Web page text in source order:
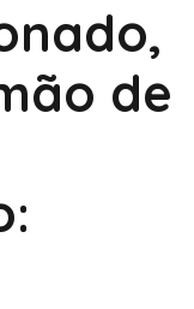
de